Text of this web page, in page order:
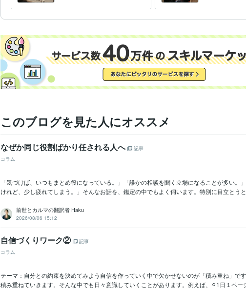
このブログを見た人にオススメ
なぜか同じ役割ばかり任される人へ
記事
コラム
「気づけば、いつもまとめ役になっている。」「誰かの相談を聞く立場になることが多い。
けれど、少し疲れてしまう。」そんなお話を、鑑定の中でもよく伺います。特別に目立とう
前世とカルマの翻訳者 Haku
2026/08/06 15:12
自信づくりワーク②
記事
コラム
テーマ：自分との約束を決めてみよう自信を作っていく中で欠かせないのが「積み重ね」で
積み重ねていきます。そんな中でも日々意識していくことがあります。例えば、⚪︎1日１ペー